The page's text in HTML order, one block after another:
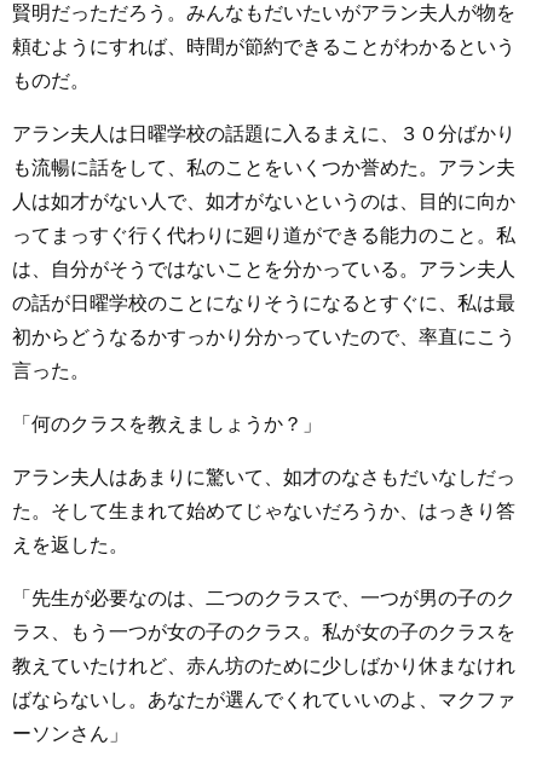
賢明だっただろう。みんなもだいたいがアラン夫人が物を
頼むようにすれば、時間が節約できることがわかるという
ものだ。
アラン夫人は日曜学校の話題に入るまえに、３０分ばかり
も流暢に話をして、私のことをいくつか誉めた。アラン夫
人は如才がない人で、如才がないというのは、目的に向か
ってまっすぐ行く代わりに廻り道ができる能力のこと。私
は、自分がそうではないことを分かっている。アラン夫人
の話が日曜学校のことになりそうになるとすぐに、私は最
初からどうなるかすっかり分かっていたので、率直にこう
言った。
「何のクラスを教えましょうか？」
アラン夫人はあまりに驚いて、如才のなさもだいなしだっ
た。そして生まれて始めてじゃないだろうか、はっきり答
えを返した。
「先生が必要なのは、二つのクラスで、一つが男の子のク
ラス、もう一つが女の子のクラス。私が女の子のクラスを
教えていたけれど、赤ん坊のために少しばかり休まなけれ
ばならないし。あなたが選んでくれていいのよ、マクファ
ーソンさん」